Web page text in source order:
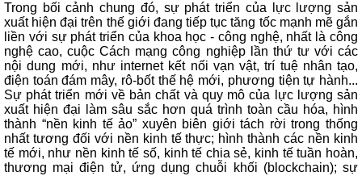
Trong bối cảnh chung đó, sự phát triển của lực lượng sản
xuất hiện đại trên thế giới đang tiếp tục tăng tốc mạnh mẽ gắn
liền với sự phát triển của khoa học - công nghệ, nhất là công
nghệ cao, cuộc Cách mạng công nghiệp lần thứ tư với các
nội dung mới, như internet kết nối vạn vật, trí tuệ nhân tạo,
điện toán đám mây, rô-bốt thế hệ mới, phương tiện tự hành...
Sự phát triển mới về bản chất và quy mô của lực lượng sản
xuất hiện đại làm sâu sắc hơn quá trình toàn cầu hóa, hình
thành “nền kinh tế ảo” xuyên biên giới tách rời trong thống
nhất tương đối với nền kinh tế thực; hình thành các nền kinh
tế mới, như nền kinh tế số, kinh tế chia sẻ, kinh tế tuần hoàn,
thương mại điện tử, ứng dụng chuỗi khối (blockchain); sự